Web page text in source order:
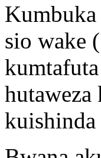
sio wake